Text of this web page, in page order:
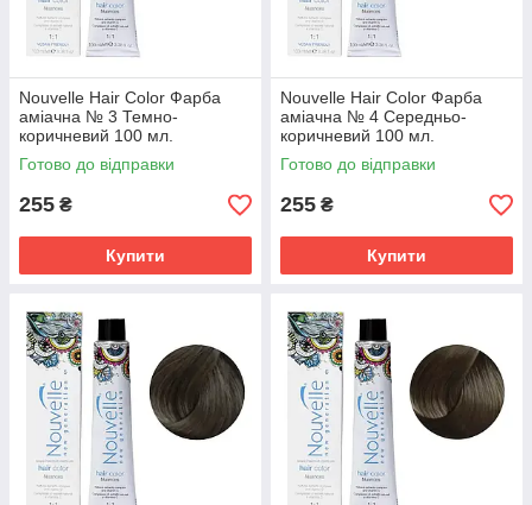
Nouvelle Hair Color Фарба
аміачна № 3 Темно-
коричневий 100 мл.
Готово до відправки
255 ₴
Купити
Nouvelle Hair Color Фарба
аміачна № 4 Середньо-
коричневий 100 мл.
Готово до відправки
255 ₴
Купити